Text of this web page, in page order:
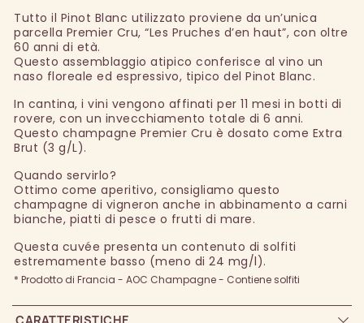
Tutto il Pinot Blanc utilizzato proviene da un’unica
parcella Premier Cru, “Les Pruches d’en haut”, con oltre
60 anni di età.
Questo assemblaggio atipico conferisce al vino un
naso floreale ed espressivo, tipico del Pinot Blanc.
In cantina, i vini vengono affinati per 11 mesi in botti di
rovere, con un invecchiamento totale di 6 anni.
Questo champagne Premier Cru è dosato come Extra
Brut (3 g/L).
Quando servirlo?
Ottimo come aperitivo, consigliamo questo
champagne di vigneron anche in abbinamento a carni
bianche, piatti di pesce o frutti di mare.
Questa cuvée presenta un contenuto di solfiti
estremamente basso (meno di 24 mg/l).
* Prodotto di Francia - AOC Champagne - Contiene solfiti